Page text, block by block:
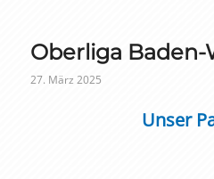
Oberliga
27. März 2025
Unser